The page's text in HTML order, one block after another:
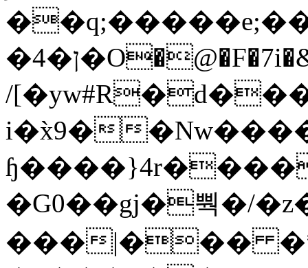
/
i�x̀9�
�G0��gj�뿩�/
���|���